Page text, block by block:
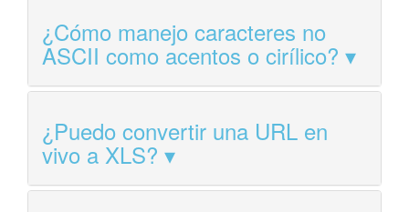
¿Cómo manejo caracteres no
ASCII como acentos o cirílico?
¿Puedo convertir una URL en
vivo a XLS?